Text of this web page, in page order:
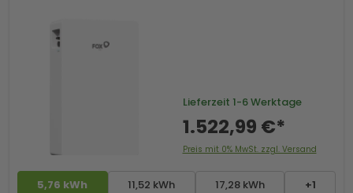
5,76 kWh 11,52 kWh 17,28 kWh +1
Lieferzeit 1-6 Werktage
1.522,99 €*
Preis mit 0% MwSt. zzgl. Versand